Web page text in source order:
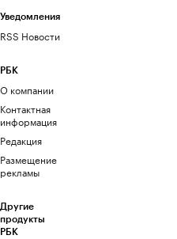
Уведомления
RSS Новости
РБК
О компании
Контактная
информация
Редакция
Размещение
рекламы
Другие
продукты
РБК